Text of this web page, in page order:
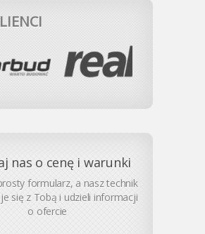
nas o cenę i warunki
formularz, a nasz technik
się z Tobą i udzieli informacji
o ofercie